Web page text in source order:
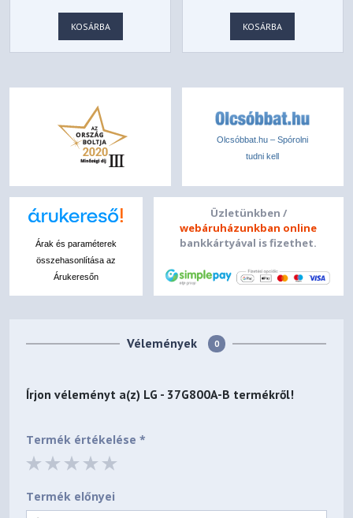
AMD FreeSync™
FreeSync Premium Pro
Nem
Color Weakness
Igen
Gyári színkalibráció
Igen
PIP
Igen
NVIDIA G-Sync™
Nem
KOSÁRBA KOSÁRBA
Olcsóbbat.hu – Spórolni
tudni kell
Árak és paraméterek
összehasonlítása az
Árukeresőn
Üzletünkben /
webáruházunkban online
bankkártyával is fizethet.
Vélemények 0
Írjon véleményt a(z) LG - 37G800A-B termékről!
Termék értékelése *
Termék előnyei